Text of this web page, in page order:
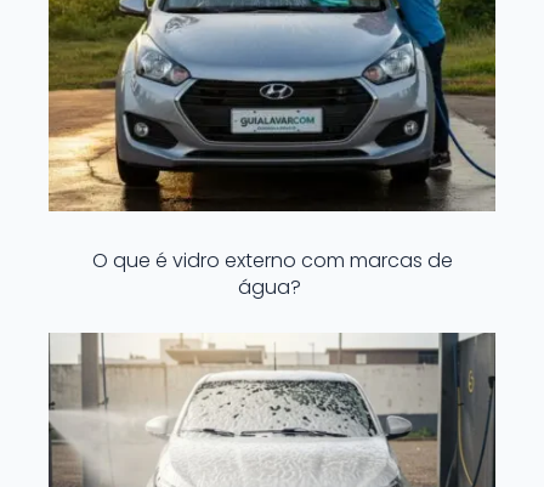
O que é vidro externo com marcas de
água?